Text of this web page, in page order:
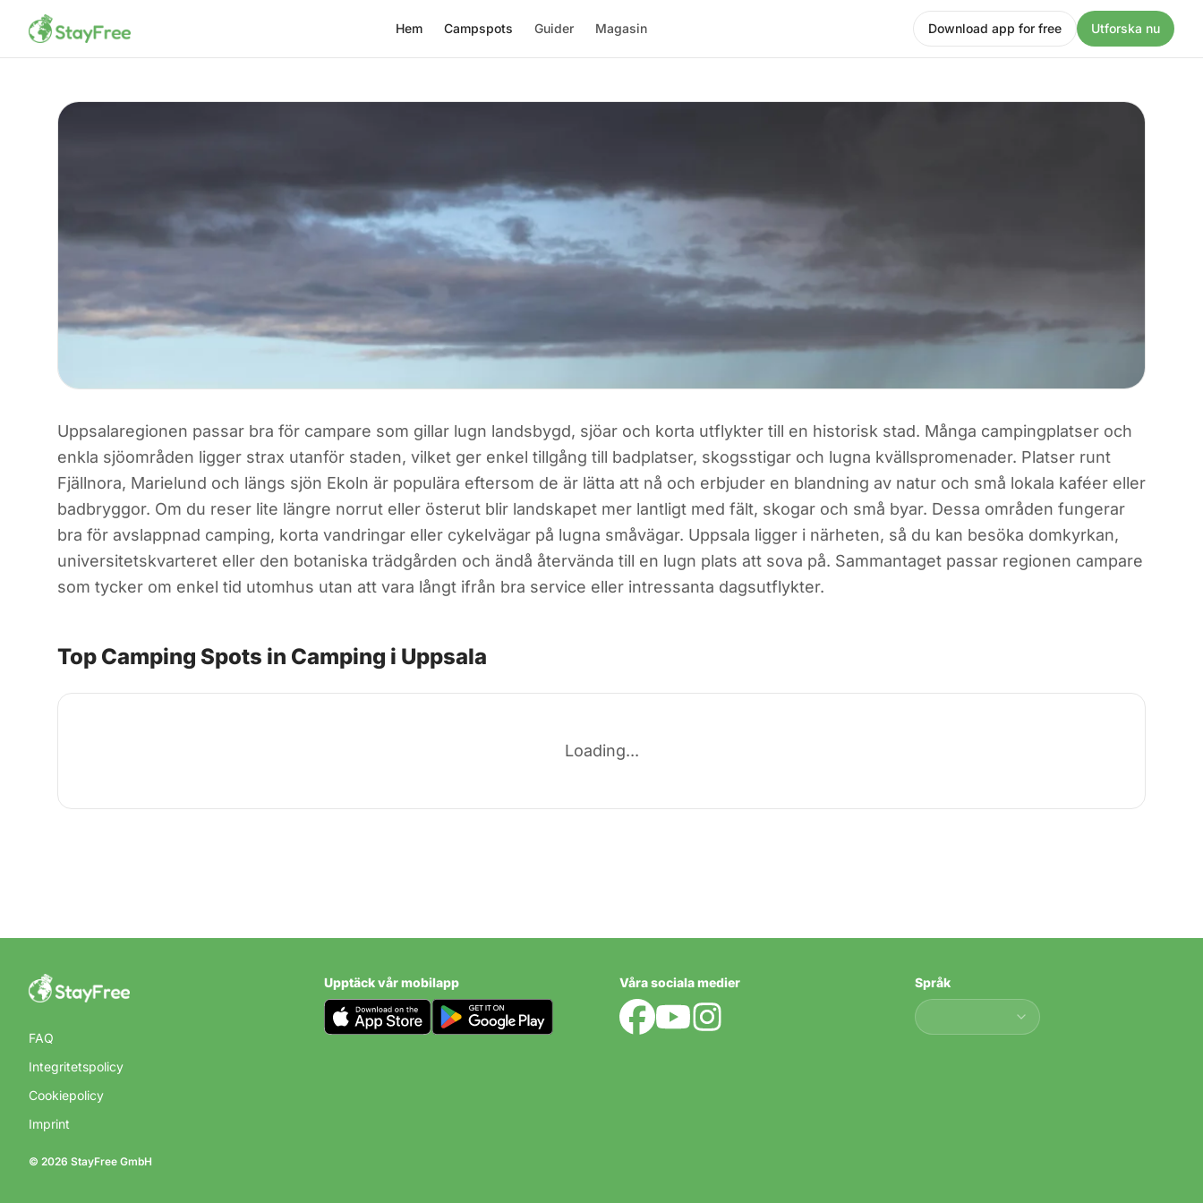
Hem Campspots Guider Magasin Download app for free Utforska nu
Uppsalaregionen passar bra för campare som gillar lugn landsbygd, sjöar och korta utflykter till en historisk stad. Många campingplatser och
enkla sjöområden ligger strax utanför staden, vilket ger enkel tillgång till badplatser, skogsstigar och lugna kvällspromenader. Platser runt
Fjällnora, Marielund och längs sjön Ekoln är populära eftersom de är lätta att nå och erbjuder en blandning av natur och små lokala kaféer eller
badbryggor. Om du reser lite längre norrut eller österut blir landskapet mer lantligt med fält, skogar och små byar. Dessa områden fungerar
bra för avslappnad camping, korta vandringar eller cykelvägar på lugna småvägar. Uppsala ligger i närheten, så du kan besöka domkyrkan,
universitetskvarteret eller den botaniska trädgården och ändå återvända till en lugn plats att sova på. Sammantaget passar regionen campare
som tycker om enkel tid utomhus utan att vara långt ifrån bra service eller intressanta dagsutflykter.
Top Camping Spots in Camping i Uppsala
Loading...
FAQ
Integritetspolicy
Cookiepolicy
Imprint
© 2026 StayFree GmbH
Upptäck vår mobilapp Våra sociala medier Språk
Språk